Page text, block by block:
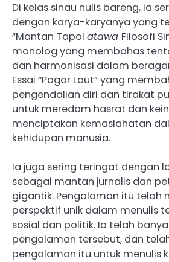
Di kelas sinau nulis bareng, ia
dengan karya-karyanya yang
“Mantan Tapol atawa Filosofi
monolog yang membahas
dan harmonisasi dalam
Essai “Pagar Laut” yang
pengendalian diri dan tirakat
untuk meredam hasrat dan
menciptakan kemaslahatan
kehidupan manusia.
Ia juga sering teringat dengan
sebagai mantan jurnalis dan
gigantik. Pengalaman itu telah
perspektif unik dalam menulis
sosial dan politik. Ia telah
pengalaman tersebut, dan
pengalaman itu untuk menulis